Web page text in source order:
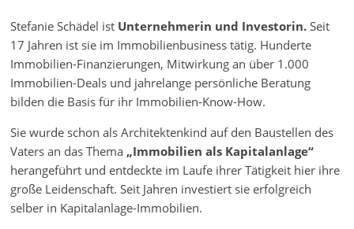
Stefanie Schädel ist Unternehmerin und Investorin. Seit
17 Jahren ist sie im Immobilienbusiness tätig. Hunderte
Immobilien-Finanzierungen, Mitwirkung an über 1.000
Immobilien-Deals und jahrelange persönliche Beratung
bilden die Basis für ihr Immobilien-Know-How.
Sie wurde schon als Architektenkind auf den Baustellen des
Vaters an das Thema „Immobilien als Kapitalanlage“
herangeführt und entdeckte im Laufe ihrer Tätigkeit hier ihre
große Leidenschaft. Seit Jahren investiert sie erfolgreich
selber in Kapitalanlage-Immobilien.